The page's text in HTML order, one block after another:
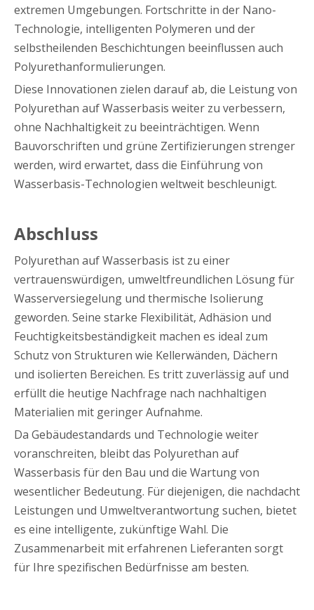
extremen Umgebungen. Fortschritte in der Nano-
Technologie, intelligenten Polymeren und der
selbstheilenden Beschichtungen beeinflussen auch
Polyurethanformulierungen.
Diese Innovationen zielen darauf ab, die Leistung von
Polyurethan auf Wasserbasis weiter zu verbessern,
ohne Nachhaltigkeit zu beeinträchtigen. Wenn
Bauvorschriften und grüne Zertifizierungen strenger
werden, wird erwartet, dass die Einführung von
Wasserbasis-Technologien weltweit beschleunigt.
Abschluss
Polyurethan auf Wasserbasis ist zu einer
vertrauenswürdigen, umweltfreundlichen Lösung für
Wasserversiegelung und thermische Isolierung
geworden. Seine starke Flexibilität, Adhäsion und
Feuchtigkeitsbeständigkeit machen es ideal zum
Schutz von Strukturen wie Kellerwänden, Dächern
und isolierten Bereichen. Es tritt zuverlässig auf und
erfüllt die heutige Nachfrage nach nachhaltigen
Materialien mit geringer Aufnahme.
Da Gebäudestandards und Technologie weiter
voranschreiten, bleibt das Polyurethan auf
Wasserbasis für den Bau und die Wartung von
wesentlicher Bedeutung. Für diejenigen, die nachdacht
Leistungen und Umweltverantwortung suchen, bietet
es eine intelligente, zukünftige Wahl. Die
Zusammenarbeit mit erfahrenen Lieferanten sorgt
für Ihre spezifischen Bedürfnisse am besten.